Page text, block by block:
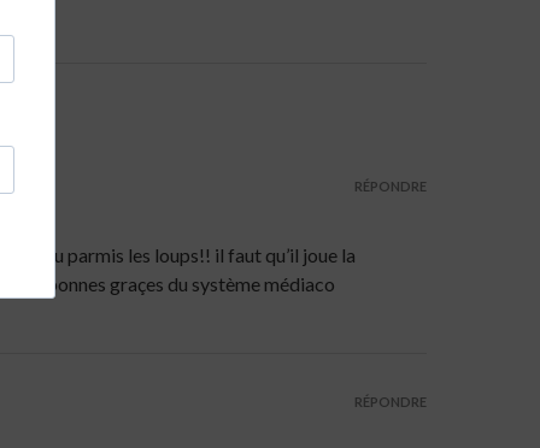
parmis les loups!! il faut qu’il joue la
les bonnes graçes du système médiaco
RÉPONDRE
RÉPONDRE